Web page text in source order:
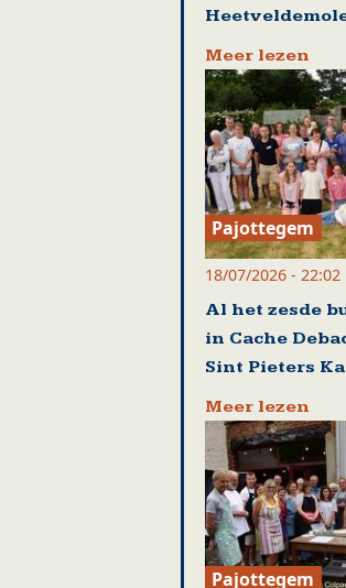
Meer lezen
Pajottegem
18/07/2026 - 22:02
Al het zesde
in Cache
Sint Pieters
Meer lezen
Pajottegem